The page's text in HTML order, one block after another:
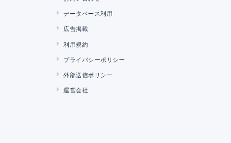
データベース利用
広告掲載
利用規約
プライバシーポリシー
外部送信ポリシー
運営会社